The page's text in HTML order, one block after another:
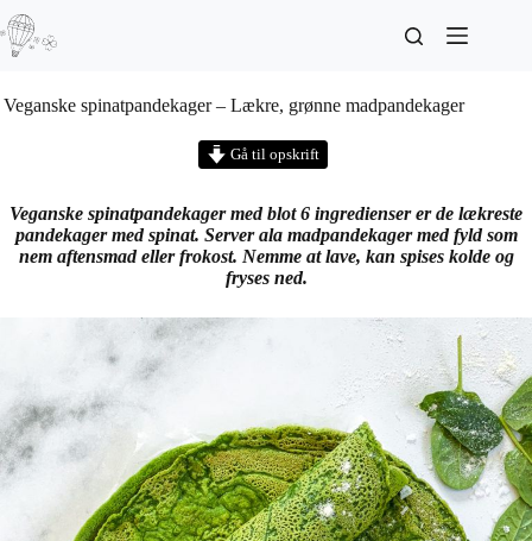
Veganske spinatpandekager – Lækre, grønne madpandekager
Gå til opskrift
Veganske spinatpandekager med blot 6 ingredienser er de lækreste
pandekager med spinat. Server ala madpandekager med fyld som
nem aftensmad eller frokost. Nemme at lave, kan spises kolde og
fryses ned.